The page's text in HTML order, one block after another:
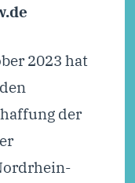
2023 hat
der